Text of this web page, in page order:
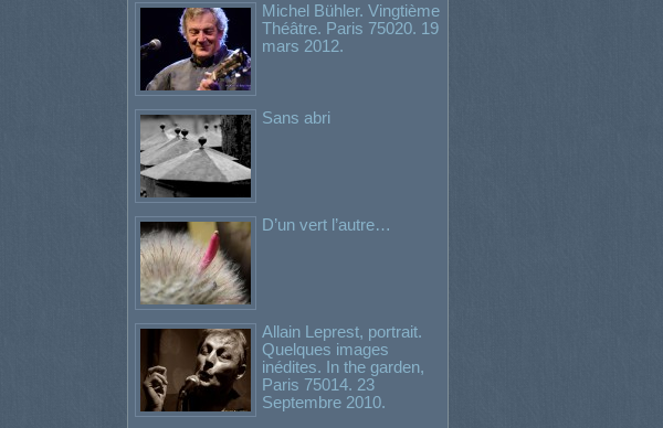
Michel Bühler. Vingtième
Théâtre. Paris 75020. 19
mars 2012.
Sans abri
D’un vert l’autre…
Allain Leprest, portrait.
Quelques images
inédites. In the garden,
Paris 75014. 23
Septembre 2010.